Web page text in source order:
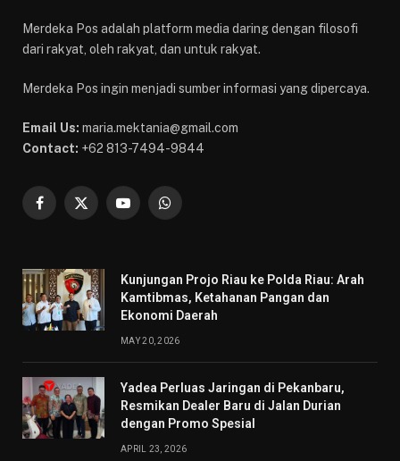
Merdeka Pos adalah platform media daring dengan filosofi
dari rakyat, oleh rakyat, dan untuk rakyat.
Merdeka Pos ingin menjadi sumber informasi yang dipercaya.
Email Us: maria.mektania@gmail.com
Contact: +62 813-7494-9844
Facebook
X
YouTubeWhatsApp
Kunjungan Projo Riau ke Polda Riau: Arah
Kamtibmas, Ketahanan Pangan dan
Ekonomi Daerah
MAY 20, 2026
Yadea Perluas Jaringan di Pekanbaru,
Resmikan Dealer Baru di Jalan Durian
dengan Promo Spesial
APRIL 23, 2026